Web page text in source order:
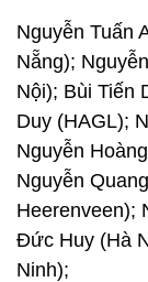
Nguyễn Tuấn
Nẵng);
Nội); Bùi Tiến
Duy (HAGL);
Nguyễn
Nguyễn
Heerenveen);
Đức Huy (Hà
Ninh);